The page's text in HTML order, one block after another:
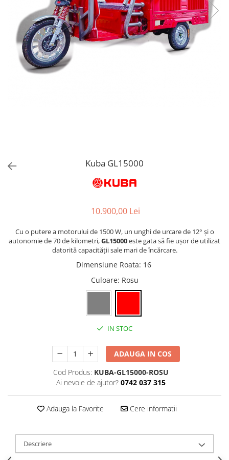
Kuba GL15000
10.900,00 Lei
Cu o putere a motorului de 1500 W, un unghi de urcare de 12° și o
autonomie de 70 de kilometri,GL15000este gata să fie ușor de utilizat
datorită capacității sale mari de încărcare.
Dimensiune Roata: 16
Culoare: Rosu
IN STOC
ADAUGA IN COS
Cod Produs: KUBA-GL15000-ROSU
Ai nevoie de ajutor? 0742 037 315
Adauga la Favorite Cere informatii
Descriere